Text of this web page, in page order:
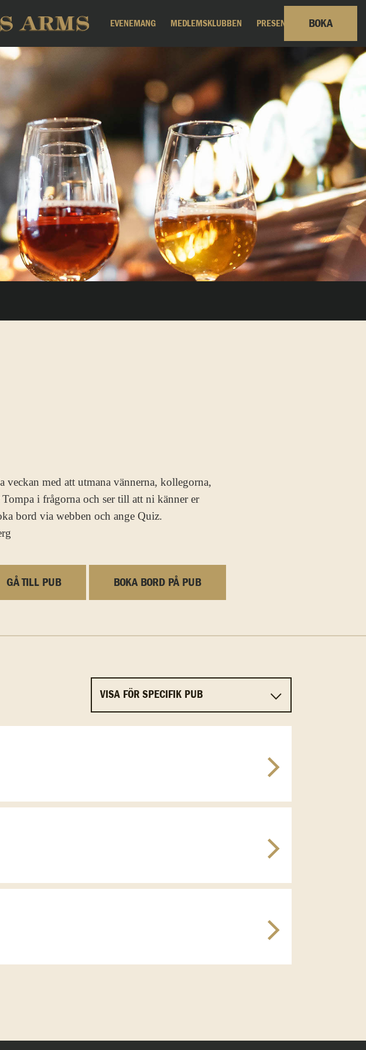
EVENEMANG MEDLEMSKLUBBEN PRESENTKORT BOKA
veckan med att utmana vännerna, kollegorna,
i frågorna och ser till att ni känner er
bord via webben och ange Quiz.
GÅ TILL PUB BOKA BORD PÅ PUB